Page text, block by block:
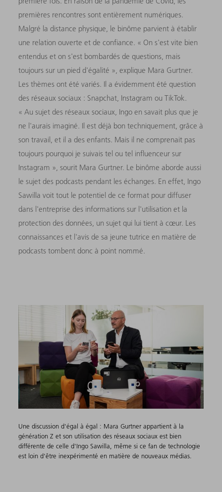
premières rencontres sont entièrement numériques.
Malgré la distance physique, le binôme parvient à établir
une relation ouverte et de confiance. « On s'est vite bien
entendus et on s'est bombardés de questions, mais
toujours sur un pied d'égalité », explique Mara Gurtner.
Les thèmes ont été variés. Il a évidemment été question
des réseaux sociaux : Snapchat, Instagram ou TikTok.
« Au sujet des réseaux sociaux, Ingo en savait plus que je
ne l'aurais imaginé. Il est déjà bon techniquement, grâce à
son travail, et il a des enfants. Mais il ne comprenait pas
toujours pourquoi je suivais tel ou tel influenceur sur
Instagram », sourit Mara Gurtner. Le binôme aborde aussi
le sujet des podcasts pendant les échanges. En effet, Ingo
Sawilla voit tout le potentiel de ce format pour diffuser
dans l'entreprise des informations sur l'utilisation et la
protection des données, un sujet qui lui tient à cœur. Les
connaissances et l'avis de sa jeune tutrice en matière de
podcasts tombent donc à point nommé.
Une discussion d'égal à égal : Mara Gurtner appartient à la
génération Z et son utilisation des réseaux sociaux est bien
différente de celle d'Ingo Sawilla, même si ce fan de technologie
est loin d'être inexpérimenté en matière de nouveaux médias.